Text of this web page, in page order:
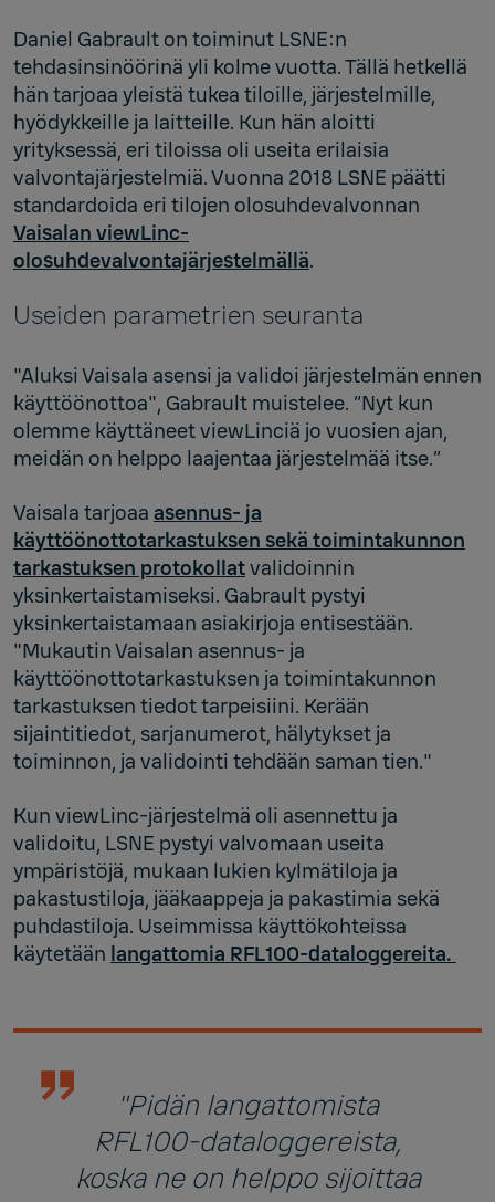
Daniel Gabrault on toiminut LSNE:n
tehdasinsinöörinä yli kolme vuotta. Tällä hetkellä
hän tarjoaa yleistä tukea tiloille, järjestelmille,
hyödykkeille ja laitteille. Kun hän aloitti
yrityksessä, eri tiloissa oli useita erilaisia
valvontajärjestelmiä. Vuonna 2018 LSNE päätti
standardoida eri tilojen olosuhdevalvonnan
Vaisalan viewLinc-
olosuhdevalvontajärjestelmällä.
Useiden parametrien seuranta
"Aluksi Vaisala asensi ja validoi järjestelmän ennen
käyttöönottoa", Gabrault muistelee. “Nyt kun
olemme käyttäneet viewLinciä jo vuosien ajan,
meidän on helppo laajentaa järjestelmää itse.”
Vaisala tarjoaa asennus- ja
käyttöönottotarkastuksen sekä toimintakunnon
tarkastuksen protokollatvalidoinnin
yksinkertaistamiseksi. Gabrault pystyi
yksinkertaistamaan asiakirjoja entisestään.
"Mukautin Vaisalan asennus- ja
käyttöönottotarkastuksen ja toimintakunnon
tarkastuksen tiedot tarpeisiini. Kerään
sijaintitiedot, sarjanumerot, hälytykset ja
toiminnon, ja validointi tehdään saman tien."
Kun viewLinc-järjestelmä oli asennettu ja
validoitu, LSNE pystyi valvomaan useita
ympäristöjä, mukaan lukien kylmätiloja ja
pakastustiloja, jääkaappeja ja pakastimia sekä
puhdastiloja. Useimmissa käyttökohteissa
käytetään langattomia RFL100-dataloggereita.
"Pidän langattomista
RFL100-dataloggereista,
koska ne on helppo sijoittaa